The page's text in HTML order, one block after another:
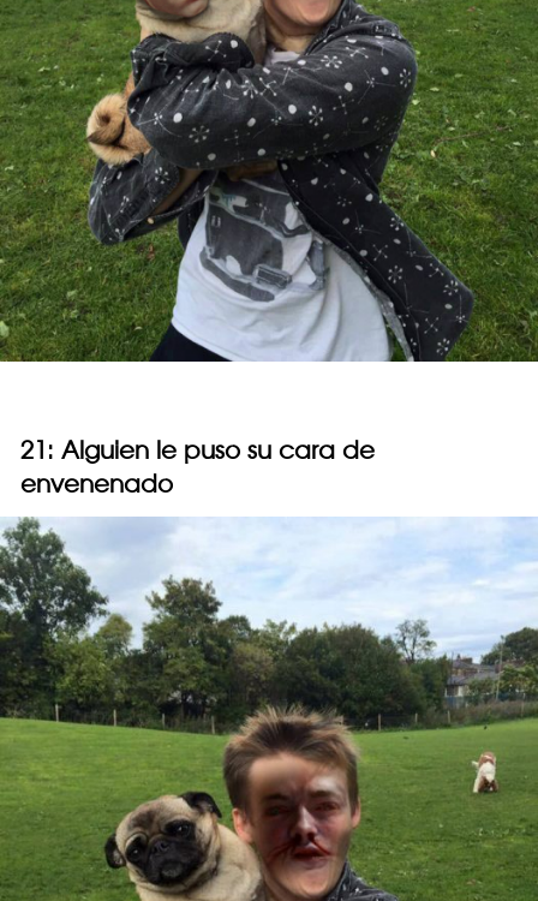
21: Alguien le puso su cara de
envenenado